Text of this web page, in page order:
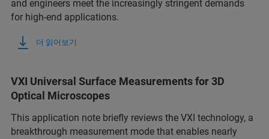
and engineers meet the increasingly stringent demands
for high-end applications.
더 읽어보기
VXI Universal Surface Measurements for 3D
Optical Microscopes
This application note briefly reviews the VXI technology, a
breakthrough measurement mode that enables nearly